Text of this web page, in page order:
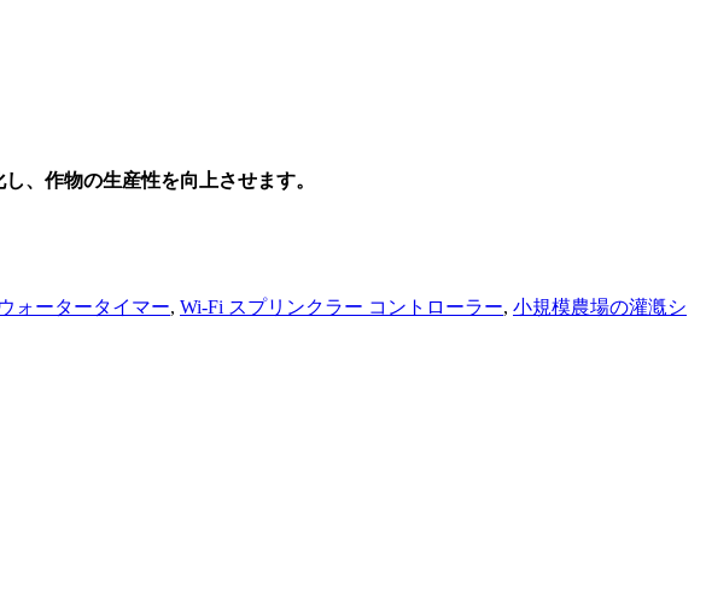
、作物の生産性を向上させます。
ォータータイマー, Wi-Fi スプリンクラー コントローラー, 小規模農場の灌漑シ